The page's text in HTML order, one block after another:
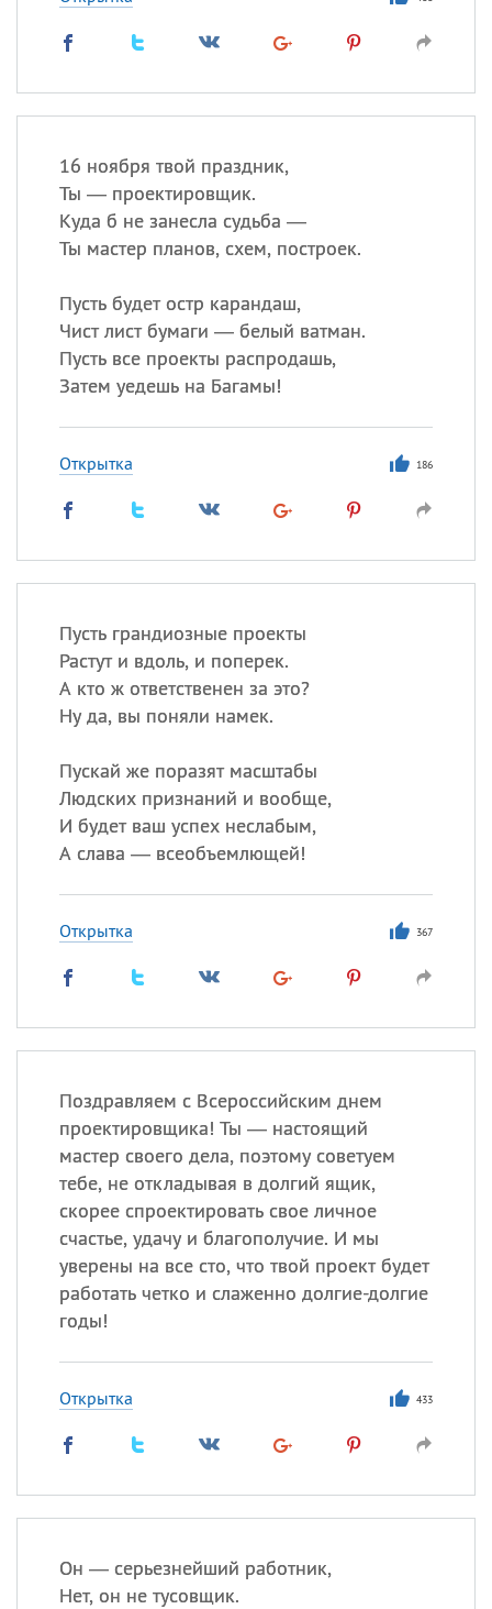
16 ноября твой праздник,
Ты — проектировщик.
Куда б не занесла судьба —
Ты мастер планов, схем, построек.
Пусть будет остр карандаш,
Чист лист бумаги — белый ватман.
Пусть все проекты распродашь,
Затем уедешь на Багамы!
Открытка 186
Пусть грандиозные проекты
Растут и вдоль, и поперек.
А кто ж ответственен за это?
Ну да, вы поняли намек.
Пускай же поразят масштабы
Людских признаний и вообще,
И будет ваш успех неслабым,
А слава — всеобъемлющей!
Открытка 367
Поздравляем с Всероссийским днем
проектировщика! Ты — настоящий
мастер своего дела, поэтому советуем
тебе, не откладывая в долгий ящик,
скорее спроектировать свое личное
счастье, удачу и благополучие. И мы
уверены на все сто, что твой проект будет
работать четко и слаженно долгие-долгие
годы!
Открытка 433
Он — серьезнейший работник,
Нет, он не тусовщик.